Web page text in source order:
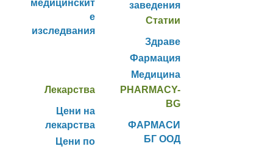
медицинскит
е
изследвания
заведения
Статии
Здраве
Фармация
Медицина
Лекарства
Цени на
лекарства
Цени по
PHARMACY-
BG
ФАРМАСИ
БГ ООД